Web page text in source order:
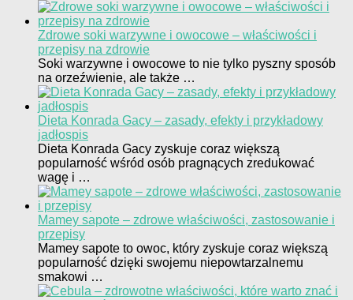
Zdrowe soki warzywne i owocowe – właściwości i
przepisy na zdrowie
Soki warzywne i owocowe to nie tylko pyszny sposób
na orzeźwienie, ale także …
Dieta Konrada Gacy – zasady, efekty i przykładowy
jadłospis
Dieta Konrada Gacy zyskuje coraz większą
popularność wśród osób pragnących zredukować
wagę i …
Mamey sapote – zdrowe właściwości, zastosowanie i
przepisy
Mamey sapote to owoc, który zyskuje coraz większą
popularność dzięki swojemu niepowtarzalnemu
smakowi …